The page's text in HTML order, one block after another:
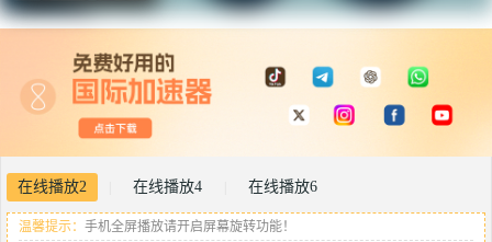
在线播放2 在线播放4 在线播放6
温馨提示： 手机全屏播放请开启屏幕旋转功能！